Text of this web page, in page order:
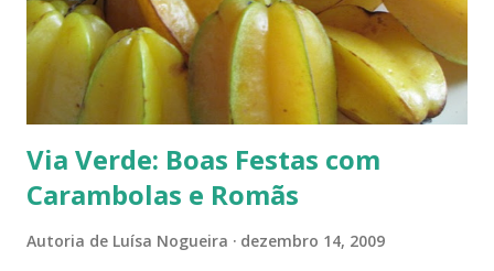
Via Verde: Boas Festas com
Carambolas e Romãs
Autoria de Luísa Nogueira dezembro 14, 2009